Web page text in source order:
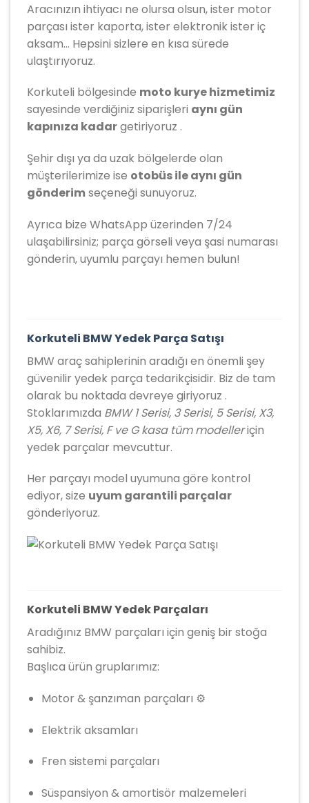
Aracınızın ihtiyacı ne olursa olsun, ister motor
parçası ister kaporta, ister elektronik ister iç
aksam… Hepsini sizlere en kısa sürede
ulaştırıyoruz.
Korkuteli bölgesinde moto kurye hizmetimiz
sayesinde verdiğiniz siparişleri aynı gün
kapınıza kadargetiriyoruz .
Şehir dışı ya da uzak bölgelerde olan
müşterilerimize ise otobüs ile aynı gün
gönderimseçeneği sunuyoruz.
Ayrıca bize WhatsApp üzerinden 7/24
ulaşabilirsiniz; parça görseli veya şasi numarası
gönderin, uyumlu parçayı hemen bulun!
Korkuteli BMW Yedek Parça Satışı
BMW araç sahiplerinin aradığı en önemli şey
güvenilir yedek parça tedarikçisidir. Biz de tam
olarak bu noktada devreye giriyoruz .
Stoklarımızda BMW 1 Serisi, 3 Serisi, 5 Serisi, X3,
X5, X6, 7 Serisi, F ve G kasa tüm modelleriçin
yedek parçalar mevcuttur.
Her parçayı model uyumuna göre kontrol
ediyor, size uyum garantili parçalar
gönderiyoruz.
Korkuteli BMW Yedek Parçaları
Aradığınız BMW parçaları için geniş bir stoğa
sahibiz.
Başlıca ürün gruplarımız:
Motor & şanzıman parçaları ⚙️
Elektrik aksamları
Fren sistemi parçaları
Süspansiyon & amortisör malzemeleri